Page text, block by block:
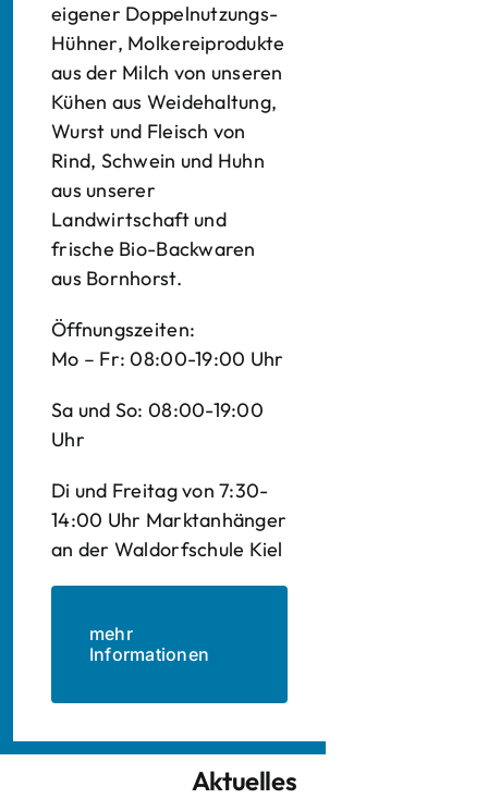
eigener Doppelnutzungs-
Hühner, Molkereiprodukte
aus der Milch von unseren
Kühen aus Weidehaltung,
Wurst und Fleisch von
Rind, Schwein und Huhn
aus unserer
Landwirtschaft und
frische Bio-Backwaren
aus Bornhorst.
Öffnungszeiten:
Mo – Fr: 08:00-19:00 Uhr
Sa und So: 08:00-19:00
Uhr
Di und Freitag von 7:30-
14:00 Uhr Marktanhänger
an der Waldorfschule Kiel
mehr
Informationen
Aktuelles